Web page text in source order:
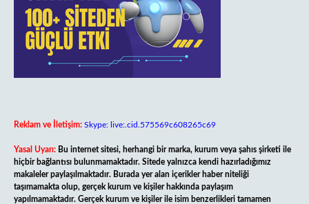
Reklam ve İletişim: Skype: live:.cid.575569c608265c69
Yasal Uyarı: Bu internet sitesi, herhangi bir marka, kurum veya şahıs şirketi ile
hiçbir bağlantısı bulunmamaktadır. Sitede yalnızca kendi hazırladığımız
makaleler paylaşılmaktadır. Burada yer alan içerikler haber niteliği
taşımamakta olup, gerçek kurum ve kişiler hakkında paylaşım
yapılmamaktadır. Gerçek kurum ve kişiler ile isim benzerlikleri tamamen